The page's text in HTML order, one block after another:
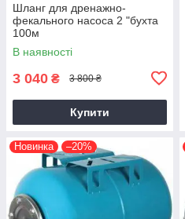
Шланг для дренажно-
фекального насоса 2 "бухта
100м
В наявності
3 040 ₴ 3 800 ₴
Купити
Новинка –20%